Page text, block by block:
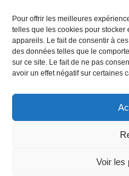
Pour offrir les meilleures
telles que les cookies pour
appareils. Le fait de consentir à
des données telles que le
sur ce site. Le fait de ne pas
avoir un effet négatif sur certaines
Voir les